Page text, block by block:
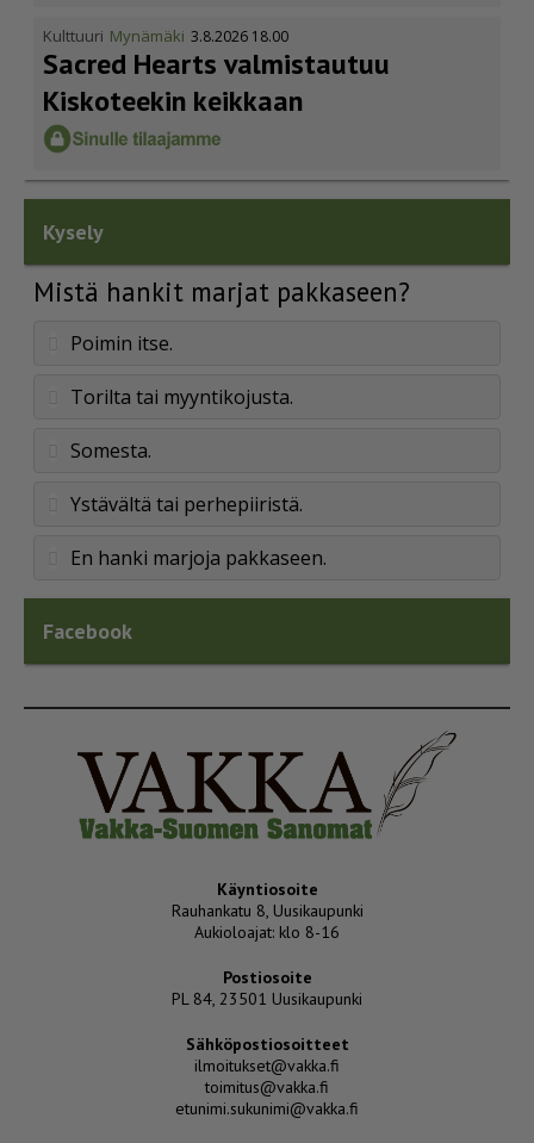
Kulttuuri Mynämäki 3.8.2026 18.00
Sacred Hearts valmistautuu
Kiskoteekin keikkaan
Kysely
Mistä hankit marjat pakkaseen?
Poimin itse.
Torilta tai myyntikojusta.
Somesta.
Ystävältä tai perhepiiristä.
En hanki marjoja pakkaseen.
Facebook
Käyntiosoite
Rauhankatu 8, Uusikaupunki
Aukioloajat: klo 8-16
Postiosoite
PL 84, 23501 Uusikaupunki
Sähköpostiosoitteet
ilmoitukset@vakka.fi
toimitus@vakka.fi
etunimi.sukunimi@vakka.fi